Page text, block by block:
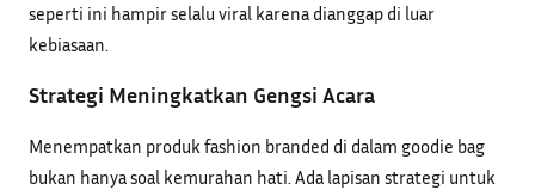
seperti ini hampir selalu viral karena dianggap di luar
kebiasaan.
Strategi Meningkatkan Gengsi Acara
Menempatkan produk fashion branded di dalam goodie bag
bukan hanya soal kemurahan hati. Ada lapisan strategi untuk